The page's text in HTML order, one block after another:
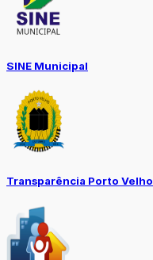
SINE Municipal
Transparência Porto Velho